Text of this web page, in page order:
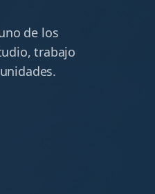
de los
trabajo